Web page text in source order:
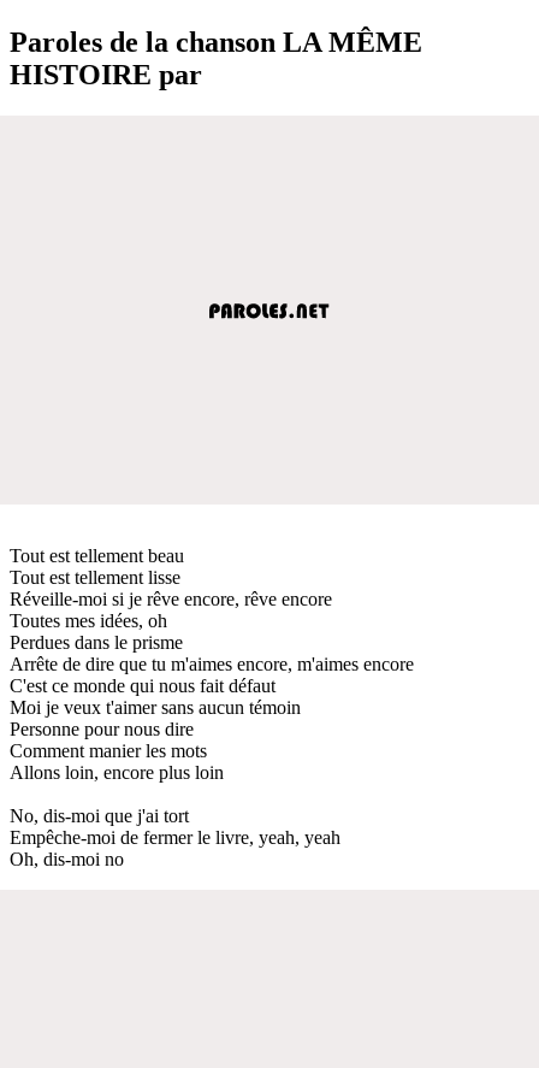
Paroles de la chanson LA MÊME
HISTOIRE par
Tout est tellement beau
Tout est tellement lisse
Réveille-moi si je rêve encore, rêve encore
Toutes mes idées, oh
Perdues dans le prisme
Arrête de dire que tu m'aimes encore, m'aimes encore
C'est ce monde qui nous fait défaut
Moi je veux t'aimer sans aucun témoin
Personne pour nous dire
Comment manier les mots
Allons loin, encore plus loin
No, dis-moi que j'ai tort
Empêche-moi de fermer le livre, yeah, yeah
Oh, dis-moi no